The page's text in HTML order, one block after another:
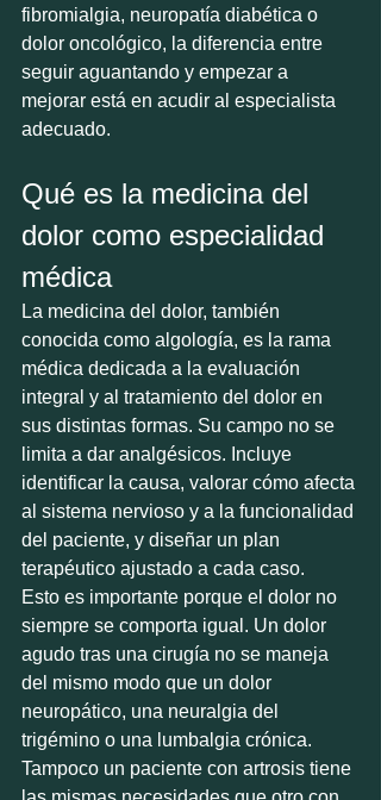
fibromialgia, neuropatía diabética o
dolor oncológico, la diferencia entre
seguir aguantando y empezar a
mejorar está en acudir al especialista
adecuado.
Qué es la medicina del
dolor como especialidad
médica
La medicina del dolor, también
conocida como algología, es la rama
médica dedicada a la evaluación
integral y al tratamiento del dolor en
sus distintas formas. Su campo no se
limita a dar analgésicos. Incluye
identificar la causa, valorar cómo afecta
al sistema nervioso y a la funcionalidad
del paciente, y diseñar un plan
terapéutico ajustado a cada caso.
Esto es importante porque el dolor no
siempre se comporta igual. Un dolor
agudo tras una cirugía no se maneja
del mismo modo que un dolor
neuropático, una neuralgia del
trigémino o una lumbalgia crónica.
Tampoco un paciente con artrosis tiene